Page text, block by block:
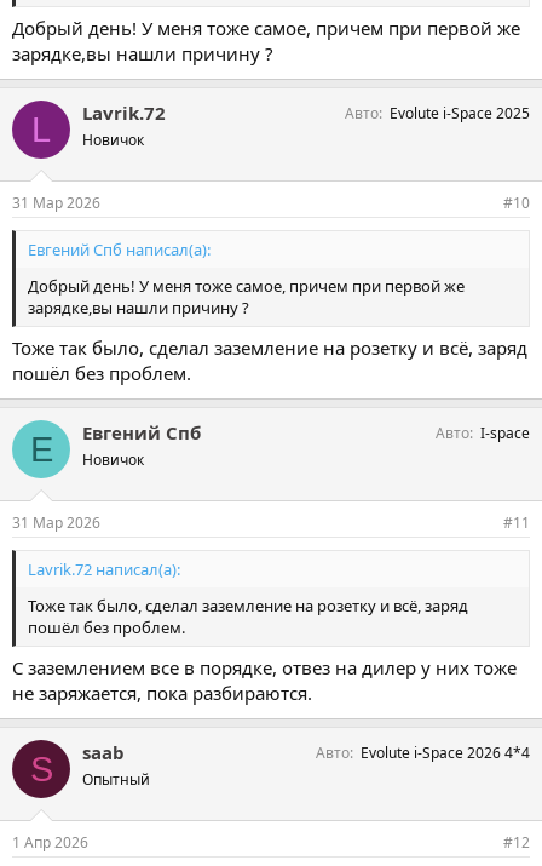
Добрый день! У меня тоже самое, причем при первой же
зарядке,вы нашли причину ?
L Lavrik.72
Новичок
Авто Evolute i-Space 2025
31 Мар 2026 #10
Евгений Спб написал(а):
Добрый день! У меня тоже самое, причем при первой же
зарядке,вы нашли причину ?
Тоже так было, сделал заземление на розетку и всё, заряд
пошёл без проблем.
Е Евгений Спб
Новичок
Авто I-space
31 Мар 2026 #11
Lavrik.72 написал(а):
Тоже так было, сделал заземление на розетку и всё, заряд
пошёл без проблем.
C заземлением все в порядке, отвез на дилер у них тоже
не заряжается, пока разбираются.
S saab
Опытный
Авто Evolute i-Space 2026 4*4
1 Апр 2026 #12